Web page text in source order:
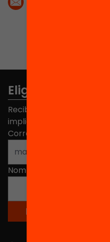
Elige equidad
Recibe contenidos,
implicarte.
Correo electrónico
Nombre